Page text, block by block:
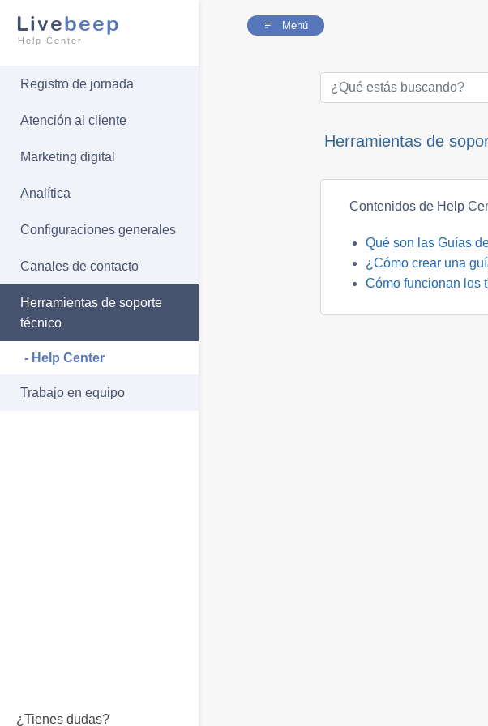
Livebeep
Help Center
Registro de jornada
Atención al cliente
Marketing digital
Analítica
Configuraciones generales
Canales de contacto
Herramientas de soporte
técnico
- Help Center
Trabajo en equipo
¿Tienes dudas?
Menú
Herramientas de
Contenidos de Help
Qué son las Guías
¿Cómo crear una
Cómo funcionan los